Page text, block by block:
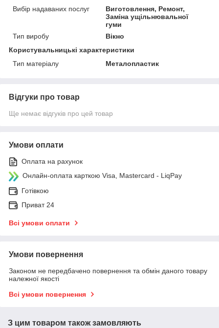
Вибір надаваних послуг
Виготовлення, Ремонт,
Заміна ущільнювальної
гуми
Тип виробу
Вікно
Користувальницькі характеристики
Тип матеріалу
Металопластик
Відгуки про товар
Ще немає відгуків про цей товар
Умови оплати
Оплата на рахунок
Онлайн-оплата карткою Visa, Mastercard - LiqPay
Готівкою
Приват 24
Всі умови оплати
Умови повернення
Законом не передбачено повернення та обмін даного товару
належної якості
Всі умови повернення
З цим товаром також замовляють